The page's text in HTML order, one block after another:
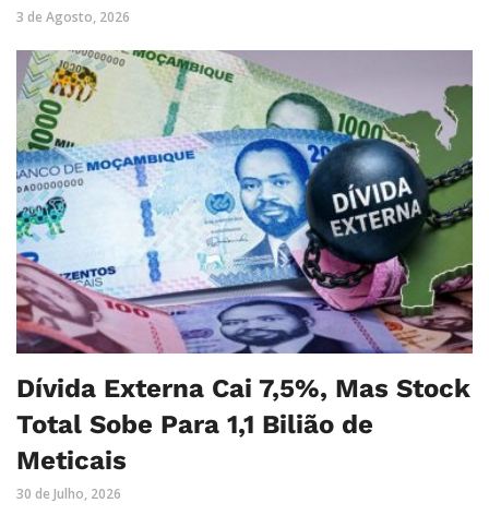
3 de Agosto, 2026
Dívida Externa Cai 7,5%, Mas Stock
Total Sobe Para 1,1 Bilião de
Meticais
30 de Julho, 2026